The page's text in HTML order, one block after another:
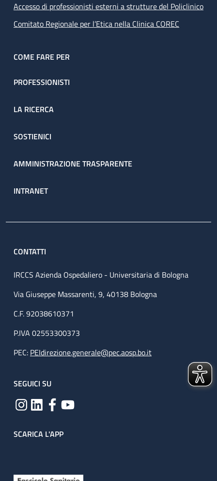
Accesso di professionisti esterni a strutture del Policlinico
Comitato Regionale per l’Etica nella Clinica COREC
COME FARE PER
PROFESSIONISTI
LA RICERCA
SOSTIENICI
AMMINISTRAZIONE TRASPARENTE
INTRANET
CONTATTI
IRCCS Azienda Ospedaliero - Universitaria di Bologna
Via Giuseppe Massarenti, 9, 40138 Bologna
C.F. 92038610371
P.IVA 02553300373
PEC: PEIdirezione.generale@pec.aosp.bo.it
SEGUICI SU
SCARICA L'APP